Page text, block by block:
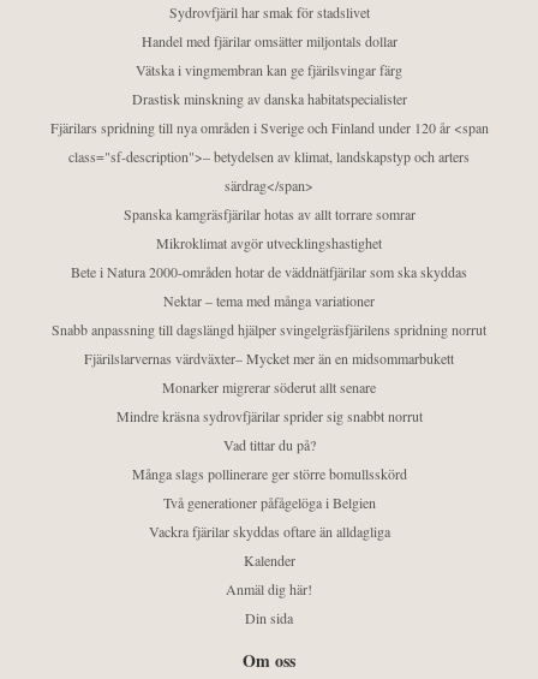
Sydrovfjäril har smak för stadslivet
Handel med fjärilar omsätter miljontals dollar
Vätska i vingmembran kan ge fjärilsvingar färg
Drastisk minskning av danska habitatspecialister
Fjärilars spridning till nya områden i Sverige och Finland under 120 år <span
class="sf-description">– betydelsen av klimat, landskapstyp och arters
särdrag</span>
Spanska kamgräsfjärilar hotas av allt torrare somrar
Mikroklimat avgör utvecklingshastighet
Bete i Natura 2000-områden hotar de väddnätfjärilar som ska skyddas
Nektar – tema med många variationer
Snabb anpassning till dagslängd hjälper svingelgräsfjärilens spridning norrut
Fjärilslarvernas värdväxter– Mycket mer än en midsommarbukett
Monarker migrerar söderut allt senare
Mindre kräsna sydrovfjärilar sprider sig snabbt norrut
Vad tittar du på?
Många slags pollinerare ger större bomullsskörd
Två generationer påfågelöga i Belgien
Vackra fjärilar skyddas oftare än alldagliga
Kalender
Anmäl dig här!
Din sida
Om oss